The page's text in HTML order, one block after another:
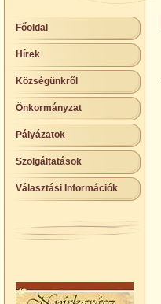
Főoldal
Hírek
Községünkről
Önkormányzat
Pályázatok
Szolgáltatások
Választási Információk